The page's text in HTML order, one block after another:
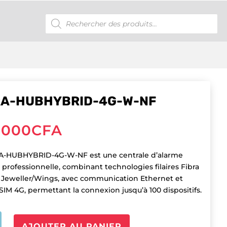
Recherche
de
produits
HUBHYBRID-4G-W-NF
CFA
HUBHYBRID-4G-W-NF est une centrale d’alarme
combinant technologies filaires Fibra
Wings, avec communication Ethernet et
4G, permettant la connexion jusqu’à 100 dispositifs.